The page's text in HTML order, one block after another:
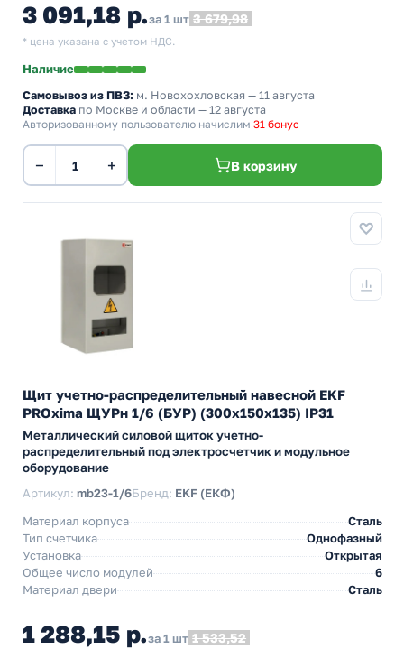
3 091,18 р.за 1 шт 3 679,98
* цена указана с учетом НДС.
Наличие
Самовывоз из ПВЗ: м. Новохохловская — 11 августа
Доставка по Москве и области — 12 августа
Авторизованному пользователю начислим 31 бонус
− + В корзину
Щит учетно-распределительный навесной EKF
PROxima ЩУРн 1/6 (БУР) (300х150х135) IP31
Металлический силовой щиток учетно-
распределительный под электросчетчик и модульное
оборудование
Артикул: mb23-1/6Бренд: EKF (ЕКФ)
Материал корпуса
Сталь
Тип счетчика
Однофазный
Установка
Открытая
Общее число модулей
6
Материал двери
Сталь
1 288,15 р.за 1 шт 1 533,52